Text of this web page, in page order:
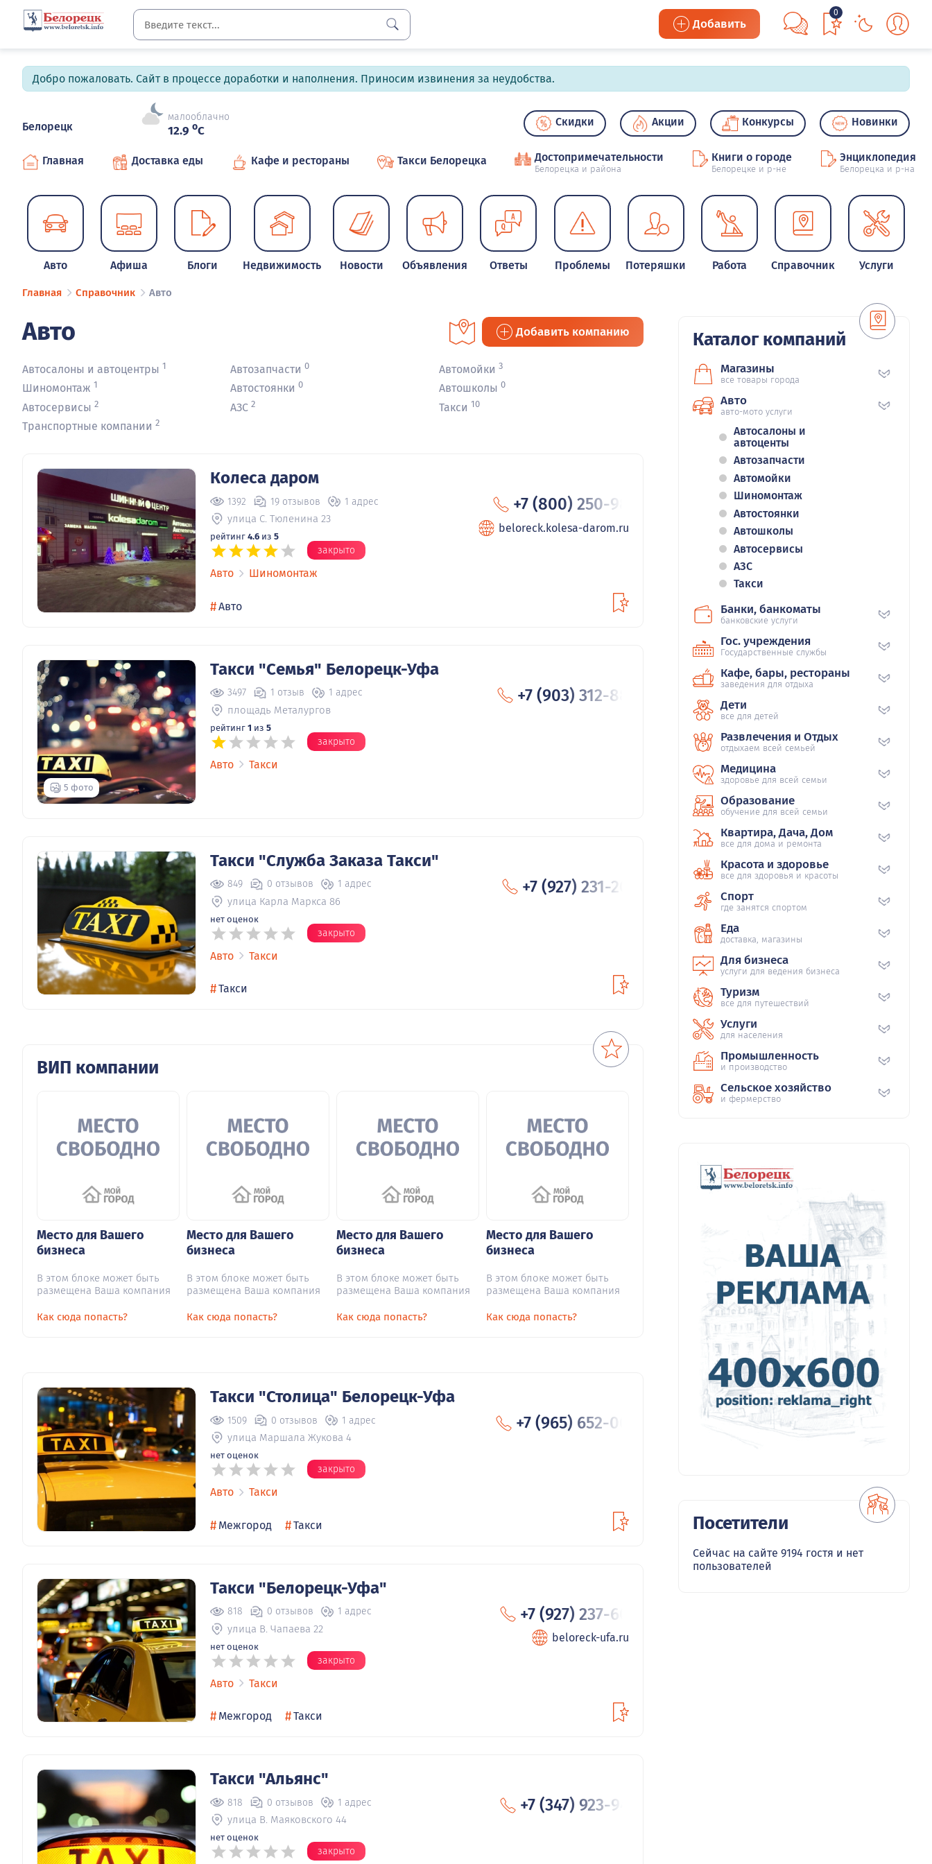
Добавить
0
Добро пожаловать. Сайт в процессе доработки и наполнения. Приносим извинения за неудобства.
Белорецк
малооблачно
12.9 oC
Скидки Акции Конкурсы Новинки
Главная Доставка еды Кафе и рестораны Такси Белорецка Достопримечательности
Белорецка и района
Книги о городе
Белорецке и р-не
Энциклопедия
Белорецка и р-на
Авто Афиша Блоги Недвижимость Новости Объявления Ответы Проблемы Потеряшки Работа Справочник Услуги
Главная Справочник Авто
Авто Добавить компанию
Автосалоны и автоцентры 1 Автозапчасти 0 Автомойки 3
Шиномонтаж 1 Автостоянки 0 Автошколы 0
Автосервисы 2 АЗС 2 Такси 10
Транспортные компании 2
Колеса даром
1392 19 отзывов 1 адрес
улица С. Тюленина 23
рейтинг4.6 из 5
закрыто
+7 (800) 250-98
beloreck.kolesa-darom.ru
Авто Шиномонтаж
#Авто
5 фото
Такси "Семья" Белорецк-Уфа
3497 1 отзыв 1 адрес
площадь Металургов
рейтинг1 из 5
закрыто
+7 (903) 312-88
Авто Такси
Такси "Служба Заказа Такси"
849 0 отзывов 1 адрес
улица Карла Маркса 86
нет оценок
закрыто
+7 (927) 231-20
Авто Такси
#Такси
ВИП компании
Место для Вашего
бизнеса
В этом блоке может быть
размещена Ваша компания
Как сюда попасть?
Место для Вашего
бизнеса
В этом блоке может быть
размещена Ваша компания
Как сюда попасть?
Место для Вашего
бизнеса
В этом блоке может быть
размещена Ваша компания
Как сюда попасть?
Место для Вашего
бизнеса
В этом блоке может быть
размещена Ваша компания
Как сюда попасть?
Такси "Столица" Белорецк-Уфа
1509 0 отзывов 1 адрес
улица Маршала Жукова 4
нет оценок
закрыто
+7 (965) 652-00
Авто Такси
# Межгород #Такси
Такси "Белорецк-Уфа"
818 0 отзывов 1 адрес
улица В. Чапаева 22
нет оценок
закрыто
+7 (927) 237-60
beloreck-ufa.ru
Авто Такси
# Межгород #Такси
Такси "Альянс"
818 0 отзывов 1 адрес
улица В. Маяковского 44
нет оценок
закрыто
+7 (347) 923-94
Каталог компаний
Магазины
все товары города
Авто
авто-мото услуги
Автосалоны и
автоценты
Автозапчасти
Автомойки
Шиномонтаж
Автостоянки
Автошколы
Автосервисы
АЗС
Такси
Банки, банкоматы
банковские услуги
Гос. учреждения
Государственные службы
Кафе, бары, рестораны
заведения для отдыха
Дети
все для детей
Развлечения и Отдых
отдыхаем всей семьей
Медицина
здоровье для всей семьи
Образование
обучение для всей семьи
Квартира, Дача, Дом
все для дома и ремонта
Красота и здоровье
все для здоровья и красоты
Спорт
где занятся спортом
Еда
доставка, магазины
Для бизнеса
услуги для ведения бизнеса
Туризм
все для путешествий
Услуги
для населения
Промышленность
и производство
Сельское хозяйство
и фермерство
Посетители
Сейчас на сайте 9194 гостя и нет
пользователей